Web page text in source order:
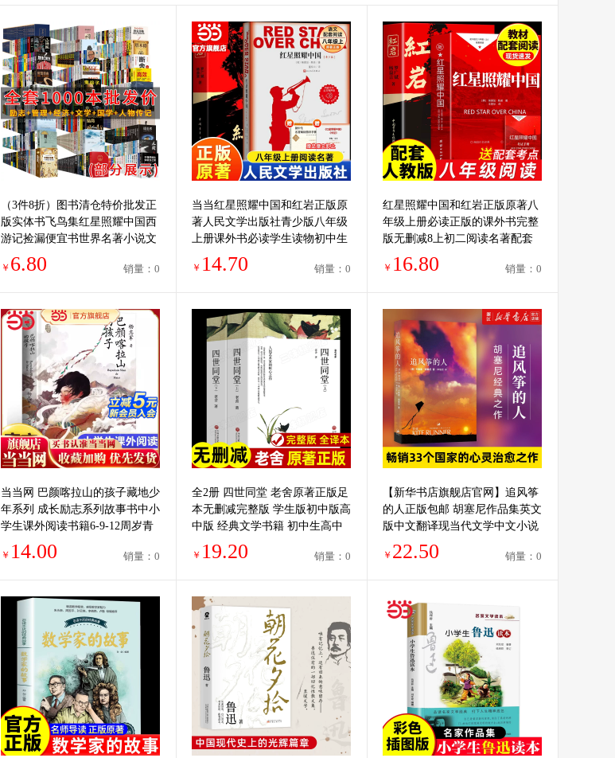
（3件8折）图书清仓特价批发正
版实体书飞鸟集红星照耀中国西
游记捡漏便宜书世界名著小说文
学畅销书排行榜低价论斤卖亏本
学生书籍
￥ 6.80 销量：0
当当红星照耀中国和红岩正版原
著人民文学出版社青少版八年级
上册课外书必读学生读物初中生
课外阅读书籍初二语文教材配套
昆虫记
￥ 14.70 销量：0
红星照耀中国和红岩正版原著八
年级上册必读正版的课外书完整
版无删减8上初二阅读名著配套
人教版书籍人民文学中国青年教
育出版社
￥ 16.80 销量：0
当当网 巴颜喀拉山的孩子藏地少
年系列 成长励志系列故事书中小
学生课外阅读书籍6-9-12周岁青
少年文学读物三四五六年级二十
一世纪
￥ 14.00 销量：0
全2册 四世同堂 老舍原著正版足
本无删减完整版 学生版初中版高
中版 经典文学书籍 初中生高中
生课外阅读课外书阅读名著世界
名著
￥ 19.20 销量：0
【新华书店旗舰店官网】追风筝
的人正版包邮 胡塞尼作品集英文
版中文翻译现当代文学中文小说
摆渡人 偷影子的人 畅销书 书籍
￥ 22.50 销量：0